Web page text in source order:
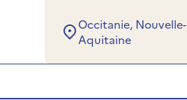
Occitanie, Nouvelle-
Aquitaine